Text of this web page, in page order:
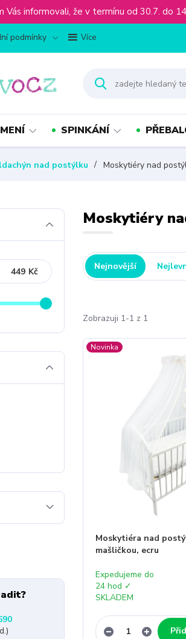
Vás informovali, že v termínu od 30.7.
podmínky Více
SPINKÁNÍ
nad postýlku Moskytiéry nad
Moskytiéry
Nejnovější
Zobrazuji 1-1 z 1
Novinka
Moskytiéra nad
mašličkou, ecru
Expedujeme do
24 hod ✓
SKLADEM
Kč